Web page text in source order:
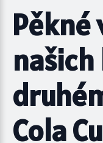
Pěkné
Cola